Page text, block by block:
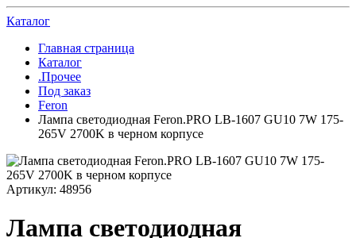
Каталог
Главная страница
Каталог
.Прочее
Под заказ
Feron
Лампа светодиодная Feron.PRO LB-1607 GU10 7W 175-
265V 2700K в черном корпусе
Артикул: 48956
Лампа светодиодная